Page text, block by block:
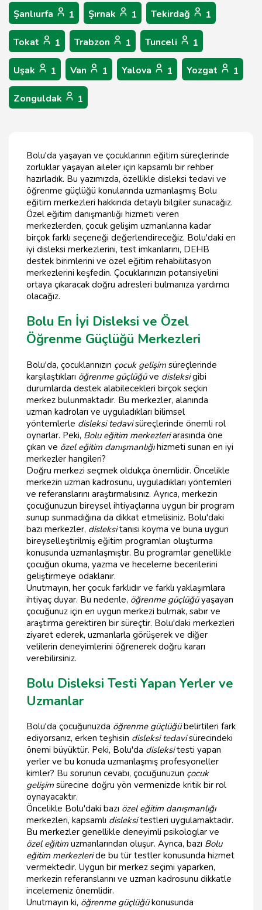
Şanlıurfa 1 Şırnak 1 Tekirdağ 1
Tokat 1 Trabzon 1 Tunceli 1
Uşak 1 Van 1 Yalova 1 Yozgat 1
Zonguldak 1
Bolu'da yaşayan ve çocuklarının eğitim süreçlerinde
zorluklar yaşayan aileler için kapsamlı bir rehber
hazırladık. Bu yazımızda, özellikle disleksi tedavi ve
öğrenme güçlüğü konularında uzmanlaşmış Bolu
eğitim merkezleri hakkında detaylı bilgiler sunacağız.
Özel eğitim danışmanlığı hizmeti veren
merkezlerden, çocuk gelişim uzmanlarına kadar
birçok farklı seçeneği değerlendireceğiz. Bolu'daki en
iyi disleksi merkezlerini, test imkanlarını, DEHB
destek birimlerini ve özel eğitim rehabilitasyon
merkezlerini keşfedin. Çocuklarınızın potansiyelini
ortaya çıkaracak doğru adresleri bulmanıza yardımcı
olacağız.
Bolu En İyi Disleksi ve Özel
Öğrenme Güçlüğü Merkezleri
Bolu'da, çocuklarınızın çocuk gelişim süreçlerinde
karşılaştıkları öğrenme güçlüğüve disleksigibi
durumlarda destek alabilecekleri birçok seçkin
merkez bulunmaktadır. Bu merkezler, alanında
uzman kadroları ve uyguladıkları bilimsel
yöntemlerle disleksi tedavisüreçlerinde önemli rol
oynarlar. Peki, Bolu eğitim merkezleriarasında öne
çıkan ve özel eğitim danışmanlığıhizmeti sunan en iyi
merkezler hangileri?
Doğru merkezi seçmek oldukça önemlidir. Öncelikle
merkezin uzman kadrosunu, uyguladıkları yöntemleri
ve referanslarını araştırmalısınız. Ayrıca, merkezin
çocuğunuzun bireysel ihtiyaçlarına uygun bir program
sunup sunmadığına da dikkat etmelisiniz. Bolu'daki
bazı merkezler, disleksitanısı koyma ve buna uygun
bireyselleştirilmiş eğitim programları oluşturma
konusunda uzmanlaşmıştır. Bu programlar genellikle
çocuğun okuma, yazma ve heceleme becerilerini
geliştirmeye odaklanır.
Unutmayın, her çocuk farklıdır ve farklı yaklaşımlara
ihtiyaç duyar. Bu nedenle, öğrenme güçlüğüyaşayan
çocuğunuz için en uygun merkezi bulmak, sabır ve
araştırma gerektiren bir süreçtir. Bolu'daki merkezleri
ziyaret ederek, uzmanlarla görüşerek ve diğer
velilerin deneyimlerini öğrenerek doğru kararı
verebilirsiniz.
Bolu Disleksi Testi Yapan Yerler ve
Uzmanlar
Bolu'da çocuğunuzda öğrenme güçlüğübelirtileri fark
ediyorsanız, erken teşhisin disleksi tedavisürecindeki
önemi büyüktür. Peki, Bolu'da disleksitesti yapan
yerler ve bu konuda uzmanlaşmış profesyoneller
kimler? Bu sorunun cevabı, çocuğunuzun çocuk
gelişim sürecine doğru yön vermenizde kritik bir rol
oynayacaktır.
Öncelikle Bolu'daki bazı özel eğitim danışmanlığı
merkezleri, kapsamlı disleksitestleri uygulamaktadır.
Bu merkezler genellikle deneyimli psikologlar ve
özel eğitim uzmanlarından oluşur. Ayrıca, bazı Bolu
eğitim merkezleride bu tür testler konusunda hizmet
vermektedir. Uygun bir merkez seçimi yaparken,
merkezin referanslarını ve uzman kadrosunu dikkatle
incelemeniz önemlidir.
Unutmayın ki, öğrenme güçlüğükonusunda